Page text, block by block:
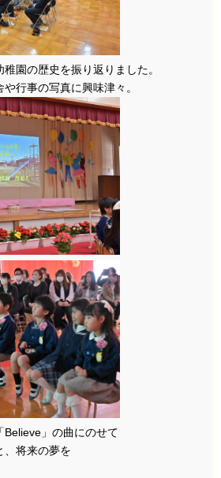
園の歴史を振り返りました。
行事の写真に興味津々。
」の曲にのせて
、将来の夢を